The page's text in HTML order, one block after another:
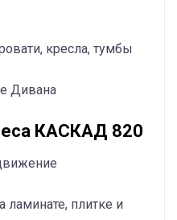
кресла, тумбы
Дивана
КАСКАД 820
ламинате, плитке и